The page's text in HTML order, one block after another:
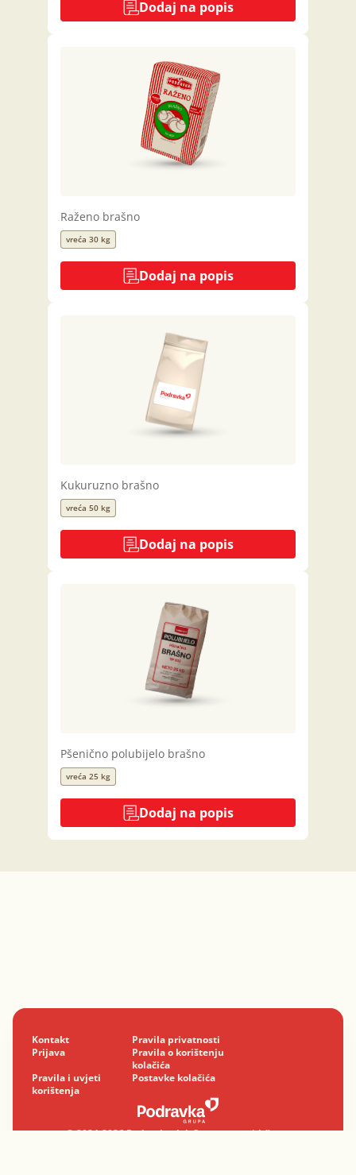
Dodaj na popis
Raženo brašno
vreća 30 kg
Dodaj na popis
Kukuruzno brašno
vreća 50 kg
Dodaj na popis
Pšenično polubijelo brašno
vreća 25 kg
Dodaj na popis
Kontakt
Pravila privatnosti
Prijava
Pravila o korištenju
kolačića
Pravila i uvjeti
korištenja
Postavke kolačića
© 2024-2026 Podravka d.d. Sva prava pridržana.